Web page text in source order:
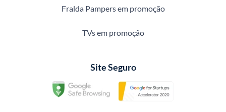
Fralda Pampers em promoção
TVs em promoção
Site Seguro